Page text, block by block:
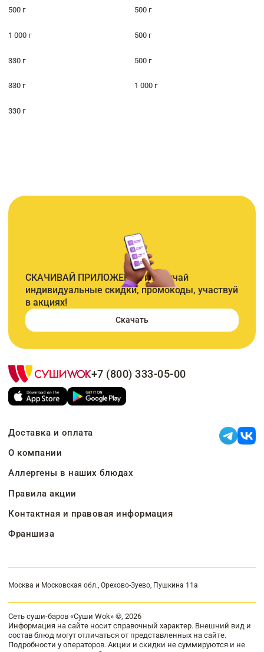
500 г 500 г
1 000 г 500 г
330 г 500 г
330 г 1 000 г
330 г
СКАЧИВАЙ ПРИЛОЖЕНИЕ и получай
индивидуальные скидки, промокоды, участвуй
в акциях!
Скачать
+7 (800) 333-05-00
Доставка и оплата
О компании
Аллергены в наших блюдах
Правила акции
Контактная и правовая информация
Франшиза
Москва и Московская обл., Орехово-Зуево, Пушкина 11а
Сеть суши-баров «Суши Wok» ©, 2026
Информация на сайте носит справочный характер. Внешний вид и
состав блюд могут отличаться от представленных на сайте.
Подробности у операторов. Акции и скидки не суммируются и не